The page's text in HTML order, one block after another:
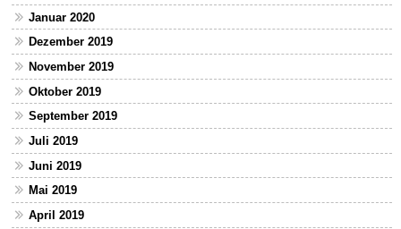
Januar 2020
Dezember 2019
November 2019
Oktober 2019
September 2019
Juli 2019
Juni 2019
Mai 2019
April 2019